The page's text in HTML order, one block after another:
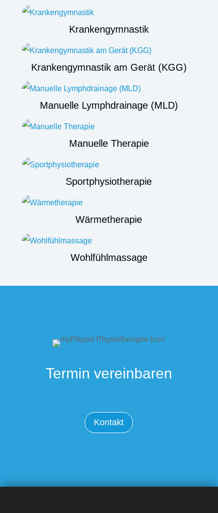
Krankengymnastik
Krankengymnastik am Gerät (KGG)
Manuelle Lymphdrainage (MLD)
Manuelle Therapie
Sportphysiotherapie
Wärmetherapie
Wohlfühlmassage
Termin vereinbaren
Kontakt